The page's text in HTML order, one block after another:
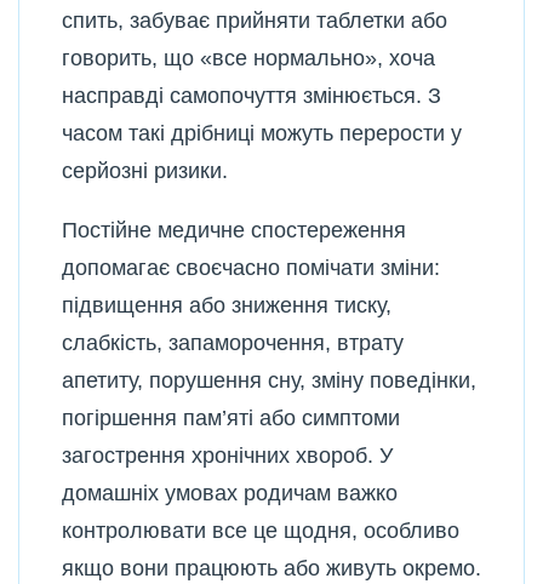
спить, забуває прийняти таблетки або
говорить, що «все нормально», хоча
насправді самопочуття змінюється. З
часом такі дрібниці можуть перерости у
серйозні ризики.
Постійне медичне спостереження
допомагає своєчасно помічати зміни:
підвищення або зниження тиску,
слабкість, запаморочення, втрату
апетиту, порушення сну, зміну поведінки,
погіршення пам’яті або симптоми
загострення хронічних хвороб. У
домашніх умовах родичам важко
контролювати все це щодня, особливо
якщо вони працюють або живуть окремо.